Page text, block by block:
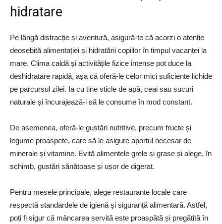
hidratare
Pe lângă distracție și aventură, asigură-te că acorzi o atenție
deosebită alimentației și hidratării copiilor în timpul vacanței la
mare. Clima caldă și activitățile fizice intense pot duce la
deshidratare rapidă, așa că oferă-le celor mici suficiente lichide
pe parcursul zilei. Ia cu tine sticle de apă, ceai sau sucuri
naturale și încurajează-i să le consume în mod constant.
De asemenea, oferă-le gustări nutritive, precum fructe și
legume proaspete, care să le asigure aportul necesar de
minerale și vitamine. Evită alimentele grele și grase și alege, în
schimb, gustări sănătoase și ușor de digerat.
Pentru mesele principale, alege restaurante locale care
respectă standardele de igienă și siguranță alimentară. Astfel,
poți fi sigur că mâncarea servită este proaspătă și pregătită în